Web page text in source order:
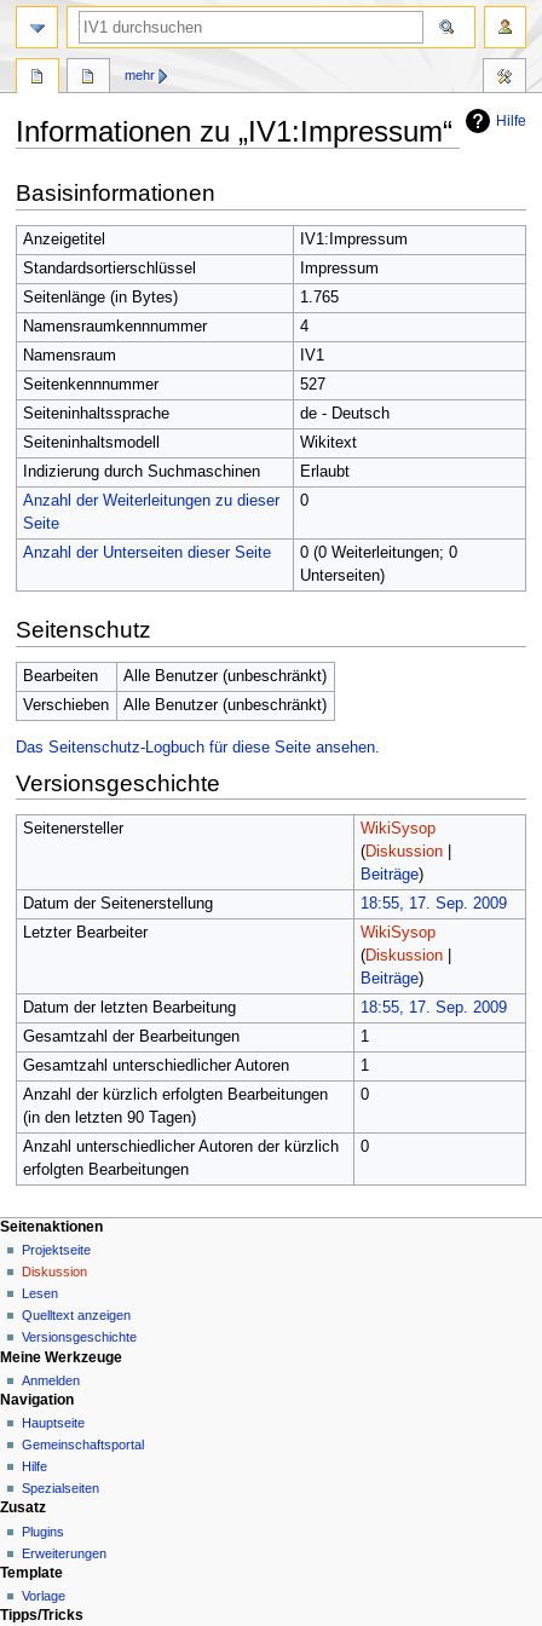
Hilfe
Informationen zu „IV1:Impressum“
Navigation
springen
Suche
springen
Basisinformationen
Anzeigetitel
IV1:Impressum
Standardsortierschlüssel
Impressum
Seitenlänge (in Bytes)
1.765
Namensraumkennnummer
4
Namensraum
IV1
Seitenkennnummer
527
Seiteninhaltssprache
de - Deutsch
Seiteninhaltsmodell
Wikitext
Indizierung durch Suchmaschinen
Erlaubt
Anzahl der Weiterleitungen zu dieser
Seite
0
Anzahl der Unterseiten dieser Seite
0 (0 Weiterleitungen; 0
Unterseiten)
Seitenschutz
Bearbeiten
Alle Benutzer (unbeschränkt)
Verschieben
Alle Benutzer (unbeschränkt)
Das Seitenschutz-Logbuch für diese Seite ansehen.
Versionsgeschichte
Seitenersteller
WikiSysop
(Diskussion|
Beiträge)
Datum der Seitenerstellung
18:55, 17. Sep. 2009
Letzter Bearbeiter
WikiSysop
(Diskussion|
Beiträge)
Datum der letzten Bearbeitung
18:55, 17. Sep. 2009
Gesamtzahl der Bearbeitungen
1
Gesamtzahl unterschiedlicher Autoren
1
Anzahl der kürzlich erfolgten Bearbeitungen
(in den letzten 90 Tagen)
0
Anzahl unterschiedlicher Autoren der kürzlich
erfolgten Bearbeitungen
0
N
a
v
g
a
t
o
n
s
e
n
ü
Seitenaktionen
Projektseite
Diskussion
Lesen
Quelltext anzeigen
Versionsgeschichte
mehr
Meine Werkzeuge
Anmelden
Navigation
Hauptseite
Gemeinschafts­portal
Hilfe
Spezialseiten
Suche
Zusatz
Plugins
Erweiterungen
Template
Vorlage
Tipps/Tricks